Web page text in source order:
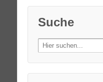
Suche
Search
for: